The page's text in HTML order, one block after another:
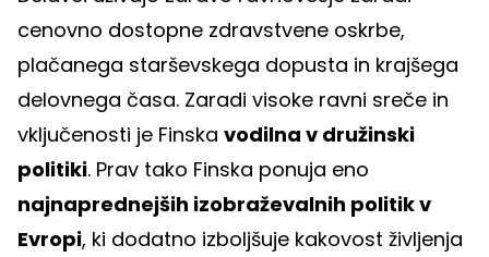
cenovno dostopne zdravstvene oskrbe,
plačanega starševskega dopusta in krajšega
delovnega časa. Zaradi visoke ravni sreče in
vključenosti je Finska vodilna v družinski
politiki. Prav tako Finska ponuja eno
najnaprednejših izobraževalnih politik v
Evropi, ki dodatno izboljšuje kakovost življenja